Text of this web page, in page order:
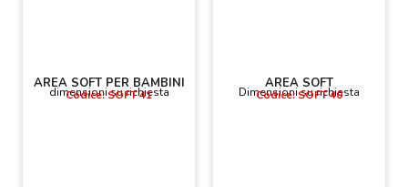
AREA SOFT PER BAMBINI
dimensioni su richiesta
Codice: SOFT 41
AREA SOFT
Dimensioni su richiesta
Codice: SOFT 40